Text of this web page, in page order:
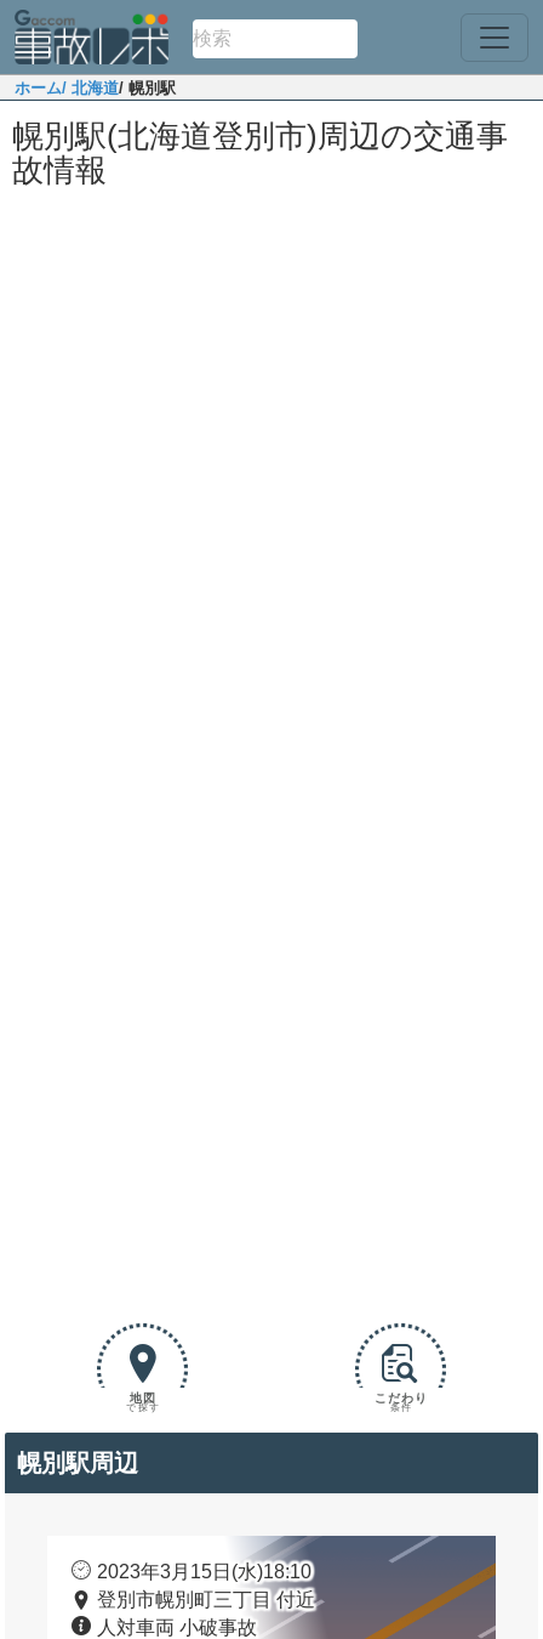
ホーム/ 北海道/ 幌別駅
幌別駅(北海道登別市)周辺の交通事
故情報
地図
で探す
こだわり
条件
幌別駅周辺
2023年3月15日(水)18:10
登別市幌別町三丁目 付近
人対車両 小破事故